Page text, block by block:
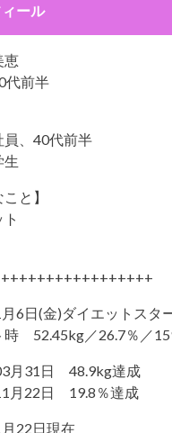
ール
恵
代前半
員、40代前半
生
と】
6日(金)ダイエットスタ
時 52.45kg／26.7％／
月31日 48.9kg達成
月22日 19.8％達成
22日現在